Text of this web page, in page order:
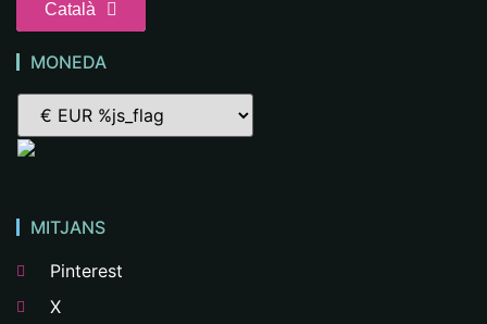
Català
MONEDA
MITJANS
Pinterest
X